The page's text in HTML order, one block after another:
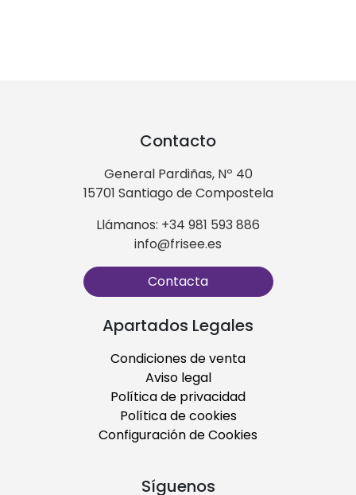
Contacto
General Pardiñas, Nº 40
15701 Santiago de Compostela
Llámanos: +34 981 593 886
info@frisee.es
Contacta
Apartados Legales
Condiciones de venta
Aviso legal
Política de privacidad
Política de cookies
Configuración de Cookies
Síguenos